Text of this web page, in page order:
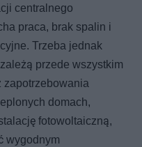
centralnego
praca, brak spalin i
Trzeba jednak
przede wszystkim
zapotrzebowania
domach,
fotowoltaiczną,
wygodnym